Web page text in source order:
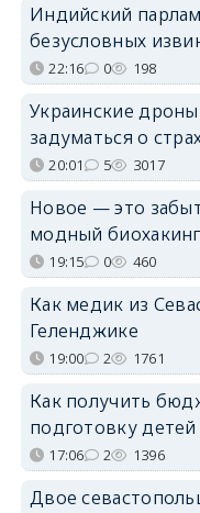
Индийский
безусловных
22:16 0 198
Украинские
задуматься о
20:01 5 3017
Новое — это
модный
19:15 0 460
Как медик из
Геленджике
19:00 2 1761
Как получить
подготовку
17:06 2 1396
Двое